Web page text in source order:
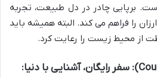
برپایی چادر در دل طبیعت، تجربه
را فراهم می کند. البته همیشه باید
از محیط زیست را رعایت کرد.